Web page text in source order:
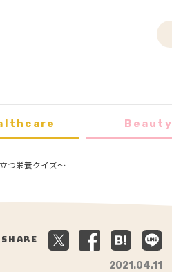
Beauty
つ栄養クイズ～
2021.04.11
Share